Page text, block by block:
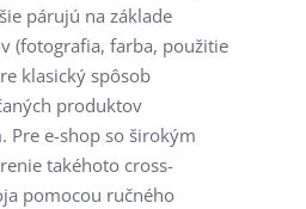
párujú na základe
(fotografia, farba, použitie
klasický spôsob
produktov
Pre e-shop so širokým
takéhoto cross-
pomocou ručného